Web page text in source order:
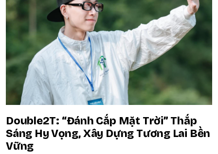
Double2T: “Đánh Cắp Mặt Trời” Thắp
Sáng Hy Vọng, Xây Dựng Tương Lai Bền
Vững